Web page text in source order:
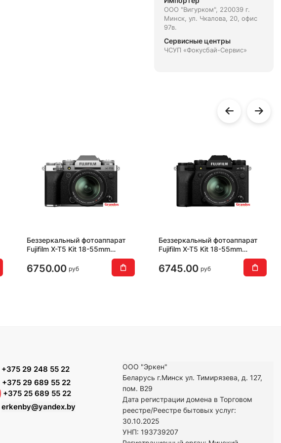
ООО "Вигурком", 220039 г.
Минск, ул. Чкалова, 20, офис
97в.
Сервисные центры
ЧСУП «Фокусбай-Сервис»
Беззеркальный фотоаппарат
Fujifilm X-T5 Kit 18-55mm
6750.00 руб
Беззеркальный фотоаппарат
Fujifilm X-T5 Kit 18-55mm
6745.00 руб
+375 29 248 55 22
+375 29 689 55 22
+375 25 689 55 22
erkenby@yandex.by
ООО "Эркен"
Беларусь г.Минск ул. Тимирязева, д. 127,
пом. В29
Дата регистрации домена в Торговом
реестре/Реестре бытовых услуг:
30.10.2025
УНП: 193739207